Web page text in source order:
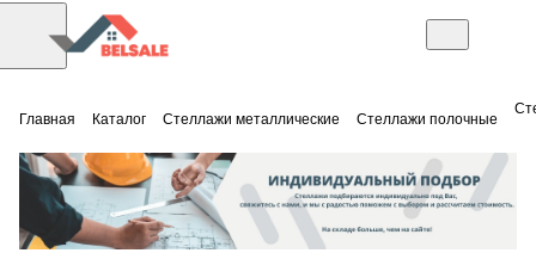
Главная Каталог Стеллажи металлические Стеллажи полочные